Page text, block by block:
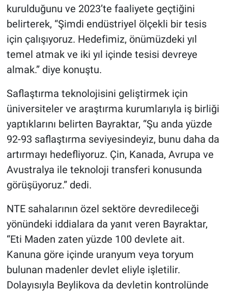
kurulduğunu ve 2023’te faaliyete geçtiğini
belirterek, “Şimdi endüstriyel ölçekli bir tesis
için çalışıyoruz. Hedefimiz, önümüzdeki yıl
temel atmak ve iki yıl içinde tesisi devreye
almak.” diye konuştu.
Saflaştırma teknolojisini geliştirmek için
üniversiteler ve araştırma kurumlarıyla iş birliği
yaptıklarını belirten Bayraktar, “Şu anda yüzde
92-93 saflaştırma seviyesindeyiz, bunu daha da
artırmayı hedefliyoruz. Çin, Kanada, Avrupa ve
Avustralya ile teknoloji transferi konusunda
görüşüyoruz.” dedi.
NTE sahalarının özel sektöre devredileceği
yönündeki iddialara da yanıt veren Bayraktar,
“Eti Maden zaten yüzde 100 devlete ait.
Kanuna göre içinde uranyum veya toryum
bulunan madenler devlet eliyle işletilir.
Dolayısıyla Beylikova da devletin kontrolünde